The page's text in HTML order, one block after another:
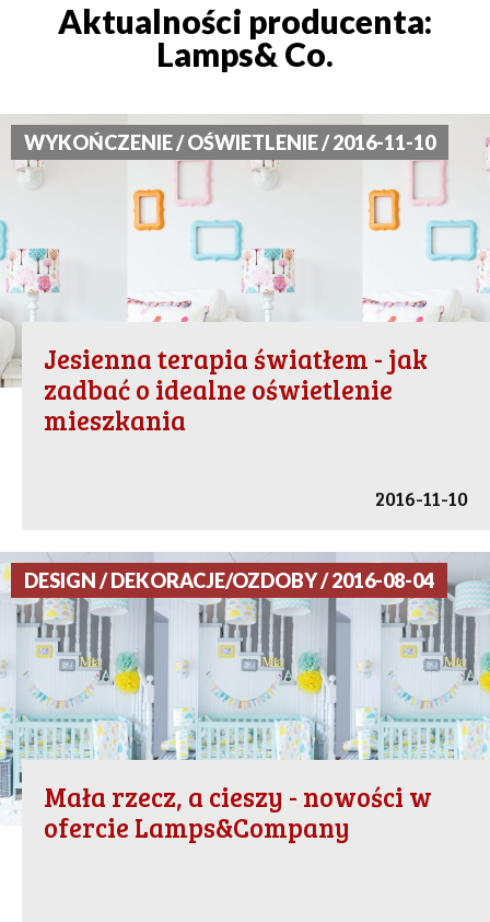
Aktualności producenta:
Lamps& Co.
WYKOŃCZENIE / OŚWIETLENIE / 2016-11-10
Jesienna terapia światłem - jak
zadbać o idealne oświetlenie
mieszkania
2016-11-10
DESIGN / DEKORACJE/OZDOBY / 2016-08-04
Mała rzecz, a cieszy - nowości w
ofercie Lamps&Company